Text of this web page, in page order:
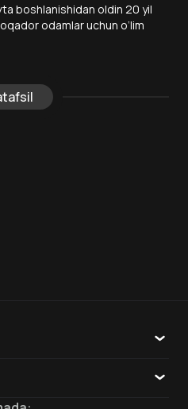
boshlanishidan oldin 20 yil
odamlar uchun o‘lim